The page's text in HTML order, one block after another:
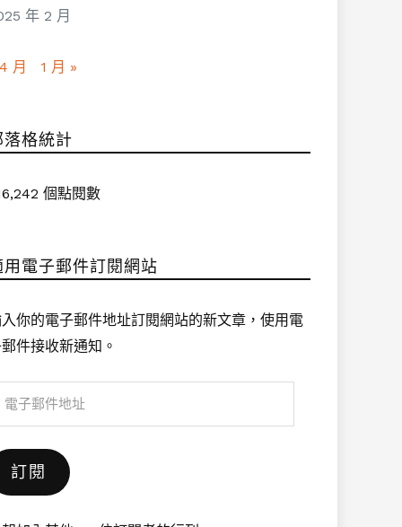
年 2 月
月 1 月 »
落格統計
個點閱數
用電子郵件訂閱網站
你的電子郵件地址訂閱網站的新文章，使用電
件接收新通知。
訂閱